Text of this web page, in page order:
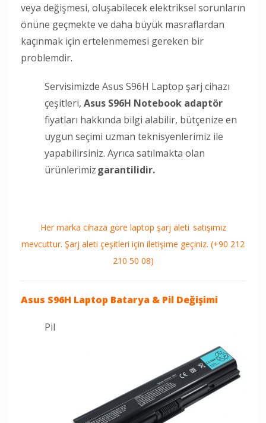
veya değişmesi, oluşabilecek elektriksel sorunların
önüne geçmekte ve daha büyük masraflardan
kaçınmak için ertelenmemesi gereken bir
problemdir.
Servisimizde Asus S96H Laptop şarj cihazı
çeşitleri, Asus S96H Notebook adaptör
fiyatları hakkında bilgi alabilir, bütçenize en
uygun seçimi uzman teknisyenlerimiz ile
yapabilirsiniz. Ayrıca satılmakta olan
ürünlerimizgarantilidir.
Her marka cihaza göre laptop şarj aleti satışımız
mevcuttur. Şarj aleti çeşitleri için iletişime geçiniz. (+90 212
210 50 08)
Asus S96H Laptop Batarya & Pil Değişimi
Pil